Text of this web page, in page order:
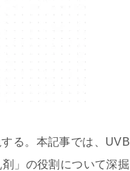
る。本記事では、UVB
」の役割について深掘